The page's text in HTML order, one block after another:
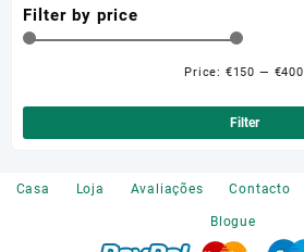
variants.
The
be
Filter by price
Filter
Price: €150 — €400
Casa Loja Avaliações Contacto
Blogue